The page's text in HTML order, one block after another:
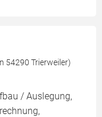
54290 Trierweiler)
/ Auslegung,